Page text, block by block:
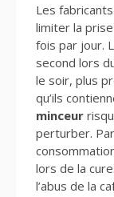
Les
limiter la
fois par jour.
second lors
le soir, plus
qu’ils
minceur
perturber.
lors de la
l’abus de la